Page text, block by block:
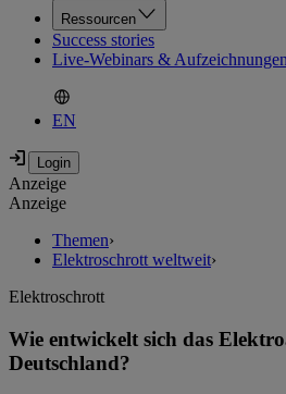
Ressourcen
Success stories
Live-Webinars & Aufzeichnungen
EN
Anzeige
Anzeige
Themen›
Elektroschrott weltweit›
Elektroschrott
Wie entwickelt sich das
Deutschland?